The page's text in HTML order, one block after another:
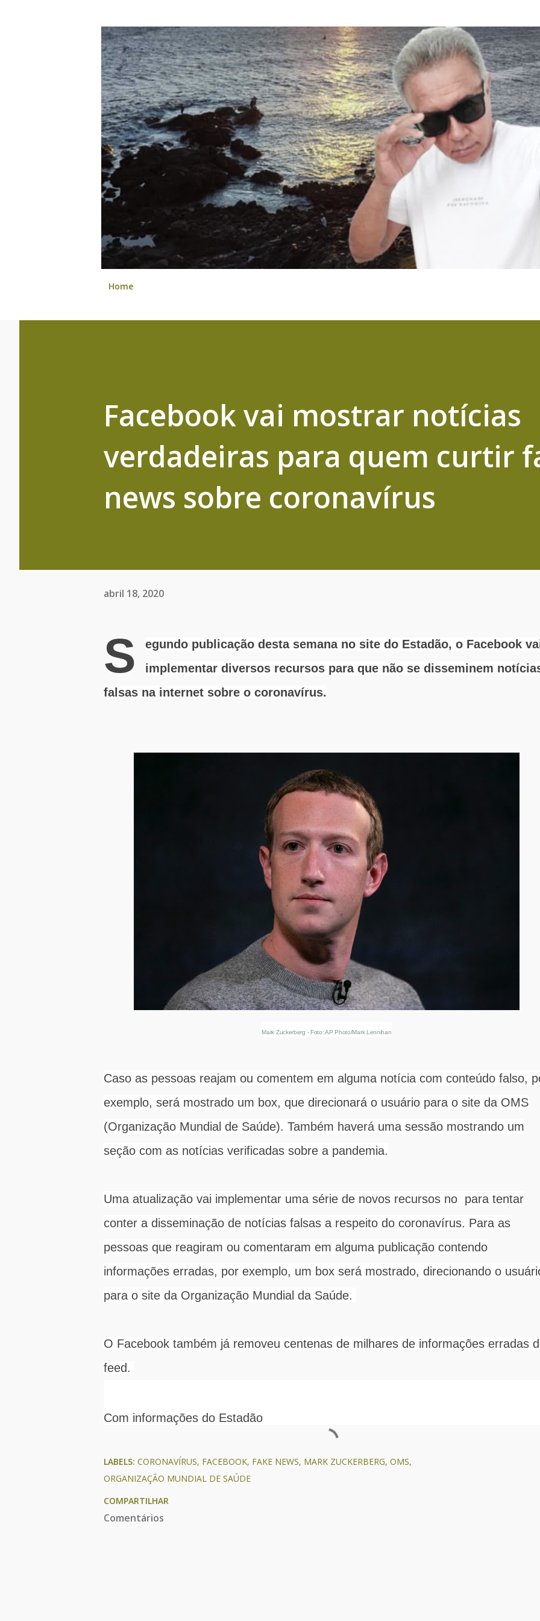
Home
Facebook vai mostrar notícias
verdadeiras para quem curtir
news sobre coronavírus
abril 18, 2020
S egundo publicação desta semana no site do Estadão, o Facebook
implementar diversos recursos para que não se disseminem
falsas na internet sobre o coronavírus.
Mark Zuckerberg - Foto: AP Photo/Mark Lennihan
Caso as pessoas reajam ou comentem em alguma notícia com conteúdo falso,
exemplo, será mostrado um box, que direcionará o usuário para o site da OMS
(Organização Mundial de Saúde). Também haverá uma sessão mostrando um
seção com as notícias verificadas sobre a pandemia.
Uma atualização vai implementar uma série de novos recursos no para tentar
conter a disseminação de notícias falsas a respeito do coronavírus. Para as
pessoas que reagiram ou comentaram em alguma publicação contendo
informações erradas, por exemplo, um box será mostrado, direcionando o
para o site da Organização Mundial da Saúde.
O Facebook também já removeu centenas de milhares de informações erradas
feed.
Com informações do Estadão
LABELS: CORONAVÍRUS FACEBOOK FAKE NEWS MARK ZUCKERBERG OMS
ORGANIZAÇÃO MUNDIAL DE SAÚDE
COMPARTILHAR
Comentários